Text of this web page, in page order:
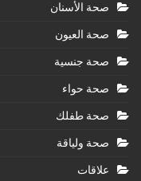
صحة الأسنان
صحة العيون
صحة جنسية
صحة حواء
صحة طفلك
صحة ولياقة
علاقات